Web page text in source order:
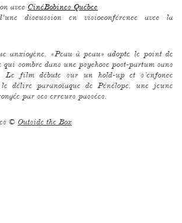
avec CinéBobines Québec
discussion en visioconférence avec la
anxiogène, «Peau à peau» adopte le point de
qui sombre dans une psychose post-partum sans
Le film débute sur un hold-up et s’enfonce
délire paranoïaque de Pénélope, une jeune
par ses erreurs passées.
© Outside the Box